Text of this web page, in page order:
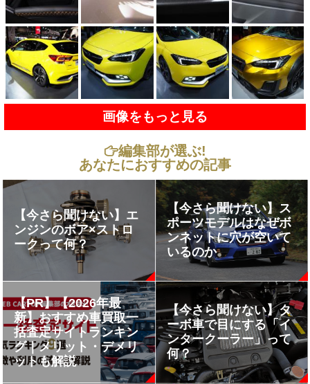
画像をもっと見る
編集部が選ぶ!
あなたにおすすめの記事
【今さら聞けない】エ
ンジンのボア×ストロ
ークって何？
【今さら聞けない】ス
ポーツモデルはなぜボ
ンネットに穴が空いて
いるのか
【PR】【2026年最
新】おすすめ車買取一
括査定サイトランキン
グ｜メリット・デメリ
ットも解説
【今さら聞けない】タ
ーボ車で目にする「イ
ンタークーラー」って
何？